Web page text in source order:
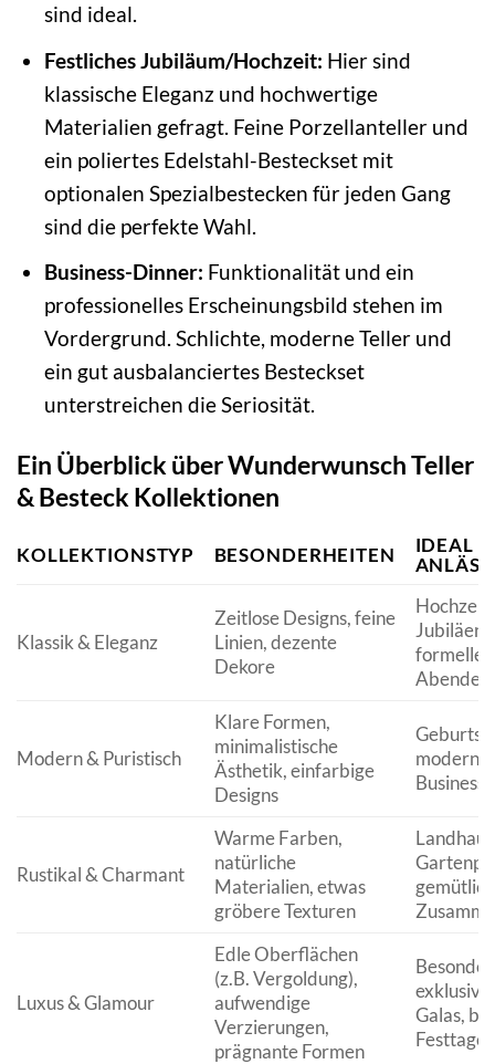
sind ideal.
Festliches Jubiläum/Hochzeit: Hier sind
klassische Eleganz und hochwertige
Materialien gefragt. Feine Porzellanteller und
ein poliertes Edelstahl-Besteckset mit
optionalen Spezialbestecken für jeden Gang
sind die perfekte Wahl.
Business-Dinner: Funktionalität und ein
professionelles Erscheinungsbild stehen im
Vordergrund. Schlichte, moderne Teller und
ein gut ausbalanciertes Besteckset
unterstreichen die Seriosität.
Ein Überblick über Wunderwunsch Teller
& Besteck Kollektionen
KOLLEKTIONSTYP BESONDERHEITEN
IDEAL
Klassik & Eleganz
Zeitlose Designs, feine
Linien, dezente
Dekore
Jubiläen,
formelle
Modern & Puristisch
Klare Formen,
minimalistische
Ästhetik, einfarbige
Designs
moderne
Rustikal & Charmant
Warme Farben,
natürliche
Materialien, etwas
gröbere Texturen
Luxus & Glamour
Edle Oberflächen
(z.B. Vergoldung),
aufwendige
Verzierungen,
prägnante Formen
exklusive
Galas,
Festtage